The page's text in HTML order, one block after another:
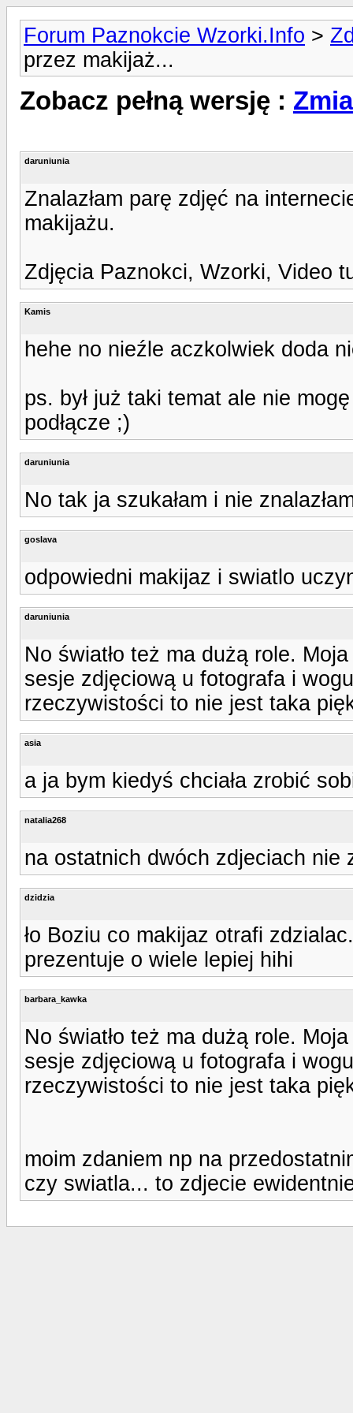
Forum Paznokcie Wzorki.Info >
przez makijaż...
Zobacz pełną wersję :
daruniunia
Znalazłam parę zdjęć na
makijażu.
Zdjęcia Paznokci, Wzorki, Video
Kamis
hehe no nieźle aczkolwiek doda
ps. był już taki temat ale nie
podłącze ;)
daruniunia
No tak ja szukałam i nie
goslava
odpowiedni makijaz i swiatlo
daruniunia
No światło też ma dużą role.
sesje zdjęciową u fotografa i
rzeczywistości to nie jest taka
asia
a ja bym kiedyś chciała zrobić
natalia268
na ostatnich dwóch zdjeciach
dzidzia
ło Boziu co makijaz otrafi
prezentuje o wiele lepiej hihi
barbara_kawka
No światło też ma dużą role.
sesje zdjęciową u fotografa i
rzeczywistości to nie jest taka
moim zdaniem np na
czy swiatla... to zdjecie